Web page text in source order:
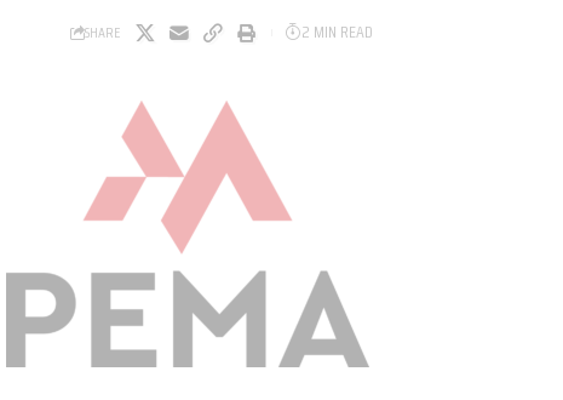
SHARE 2 MIN READ